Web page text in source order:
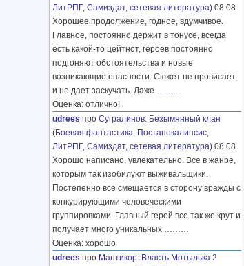
ЛитРПГ, Самиздат, сетевая литература) 08 08
Хорошее продолжение, годное, вдумчивое.
Главное, постоянно держит в тонусе, всегда
есть какой-то цейтнот, героев постоянно
подгоняют обстоятельства и новые
возникающие опасности. Сюжет не провисает,
и не дает заскучать. Даже ………
Оценка: отлично!
udrees про Сугралинов: Безымянный клан
(Боевая фантастика, Постапокалипсис,
ЛитРПГ, Самиздат, сетевая литература) 08 08
Хорошо написано, увлекательно. Все в жанре,
которым так изобилуют выживальщики.
Постепенно все смещается в сторону вражды с
конкурирующими человеческими
группировками. Главный герой все так же крут и
получает много уникальных ………
Оценка: хорошо
udrees про Мантикор: Власть Мотылька 2